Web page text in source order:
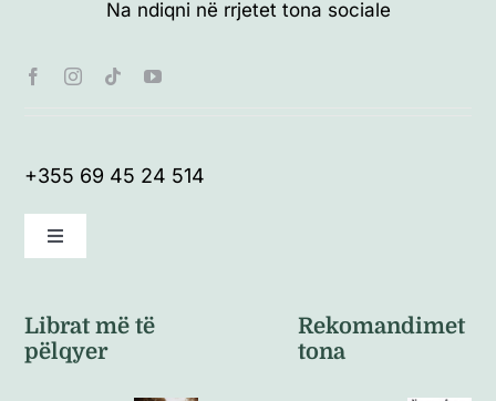
Na ndiqni në rrjetet tona sociale
+355 69 45 24 514
Toggle
Politikat e kthimeve
Librat më të
pëlqyer
Rekomandimet
tona